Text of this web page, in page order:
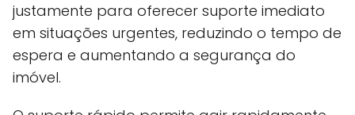
justamente para oferecer suporte imediato
em situações urgentes, reduzindo o tempo de
espera e aumentando a segurança do
imóvel.